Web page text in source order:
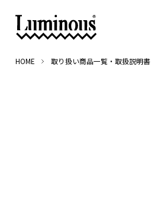
HOME 取り扱い商品一覧・取扱説明書